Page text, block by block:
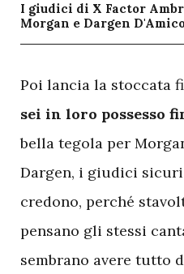
I giudici di X Factor
Morgan e Dargen
Poi lancia la stoccata
sei in loro possesso
bella tegola per
Dargen, i giudici
credono, perché
pensano gli stessi
sembrano avere tutto